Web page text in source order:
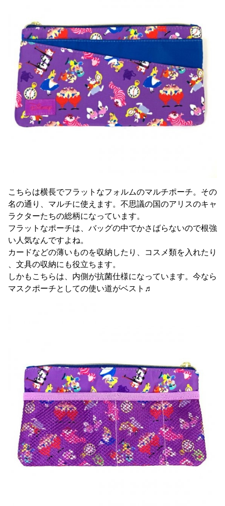
こちらは横長でフラットなフォルムのマルチポーチ。その
名の通り、マルチに使えます。不思議の国のアリスのキャ
ラクターたちの総柄になっています。
フラットなポーチは、バッグの中でかさばらないので根強
い人気なんですよね。
カードなどの薄いものを収納したり、コスメ類を入れたり
、文具の収納にも役立ちます。
しかもこちらは、内側が抗菌仕様になっています。今なら
マスクポーチとしての使い道がベスト♬